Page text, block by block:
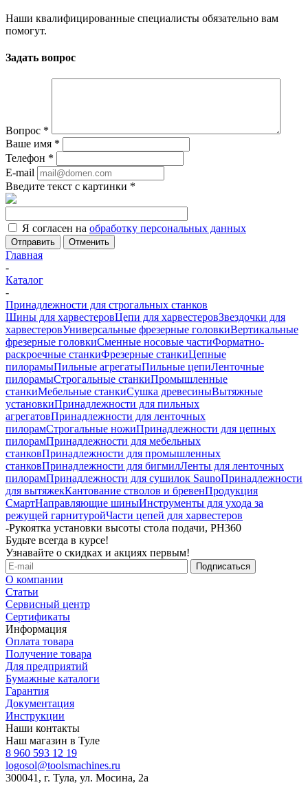
Наши квалифицированные специалисты обязательно вам
помогут.
Задать вопрос
Вопрос *
Ваше имя *
Телефон *
E-mail
Введите текст с картинки *
Я согласен на обработку персональных данных
Отменить
Главная
-
Каталог
-
Принадлежности для строгальных станков
Шины для харвестеровЦепи для харвестеровЗвездочки для
харвестеровУниверсальные фрезерные головкиВертикальные
фрезерные головкиСменные носовые частиФорматно-
раскроечные станкиФрезерные станкиЦепные
пилорамыПильные агрегатыПильные цепиЛенточные
пилорамыСтрогальные станкиПромышленные
станкиМебельные станкиСушка древесиныВытяжные
установкиПринадлежности для пильных
агрегатовПринадлежности для ленточных
пилорамСтрогальные ножиПринадлежности для цепных
пилорамПринадлежности для мебельных
станковПринадлежности для промышленных
станковПринадлежности для бигмилЛенты для ленточных
пилорамПринадлежности для сушилок SaunoПринадлежности
для вытяжекКантование стволов и бревенПродукция
СмартНаправляющие шиныИнструменты для ухода за
режущей гарнитуройЧасти цепей для харвестеров
-Рукоятка установки высоты стола подачи, PH360
Будьте всегда в курсе!
Узнавайте о скидках и акциях первым!
О компании
Статьи
Сервисный центр
Сертификаты
Информация
Оплата товара
Получение товара
Для предприятий
Бумажные каталоги
Гарантия
Документация
Инструкции
Наши контакты
Наш магазин в Туле
8 960 593 12 19
logosol@toolsmachines.ru
300041, г. Тула, ул. Мосина, 2а